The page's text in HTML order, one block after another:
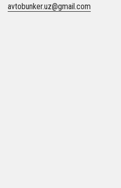
avtobunker.uz@gmail.com